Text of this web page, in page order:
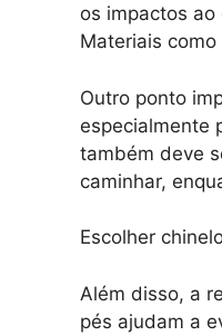
os impactos
Materiais
Outro ponto
especialmente
também deve
caminhar,
Escolher
Além disso, a
pés ajudam a